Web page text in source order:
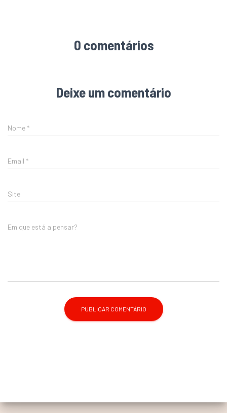
0 comentários
Deixe um comentário
Nome*
Email *
Site
Em que está a pensar?